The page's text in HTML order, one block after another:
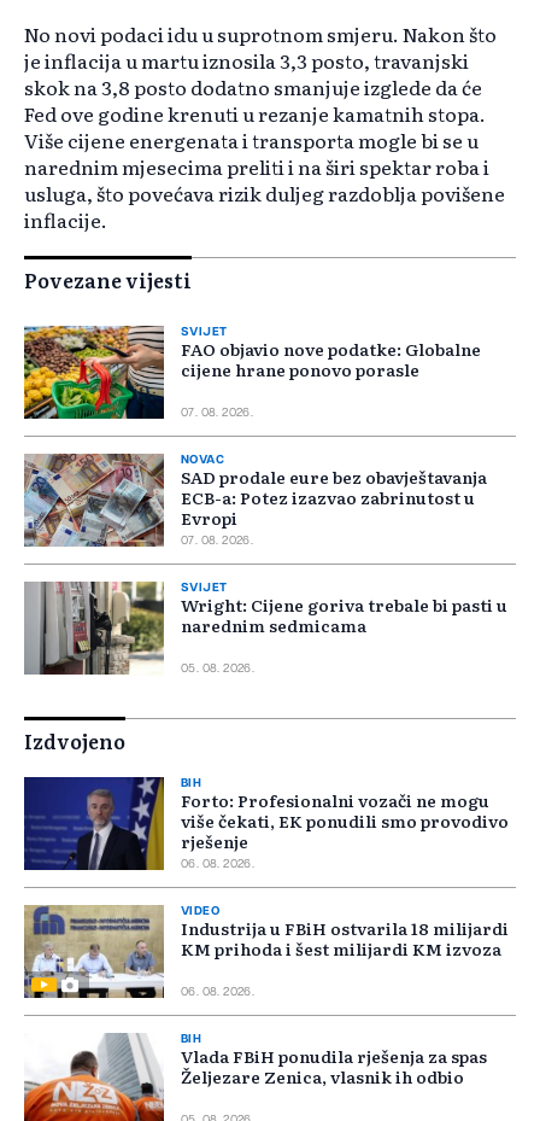
No novi podaci idu u suprotnom smjeru. Nakon što
je inflacija u martu iznosila 3,3 posto, travanjski
skok na 3,8 posto dodatno smanjuje izglede da će
Fed ove godine krenuti u rezanje kamatnih stopa.
Više cijene energenata i transporta mogle bi se u
narednim mjesecima preliti i na širi spektar roba i
usluga, što povećava rizik duljeg razdoblja povišene
inflacije.
Povezane vijesti
SVIJET
FAO objavio nove podatke: Globalne
cijene hrane ponovo porasle
07. 08. 2026.
NOVAC
SAD prodale eure bez obavještavanja
ECB-a: Potez izazvao zabrinutost u
Evropi
07. 08. 2026.
SVIJET
Wright: Cijene goriva trebale bi pasti u
narednim sedmicama
05. 08. 2026.
Izdvojeno
BIH
Forto: Profesionalni vozači ne mogu
više čekati, EK ponudili smo provodivo
rješenje
06. 08. 2026.
VIDEO
Industrija u FBiH ostvarila 18 milijardi
KM prihoda i šest milijardi KM izvoza
06. 08. 2026.
BIH
Vlada FBiH ponudila rješenja za spas
Željezare Zenica, vlasnik ih odbio